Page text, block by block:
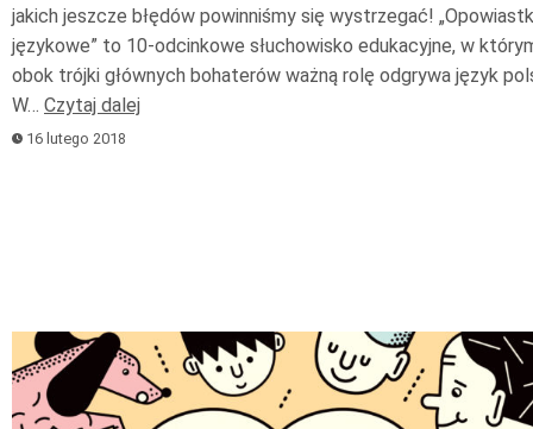
jakich jeszcze błędów powinniśmy się wystrzegać!
językowe” to 10-odcinkowe słuchowisko edukacyjne, w
obok trójki głównych bohaterów ważną rolę odgrywa język
W… Czytaj dalej
16 lutego 2018
Odtwarzacz
plików
dźwiękowych